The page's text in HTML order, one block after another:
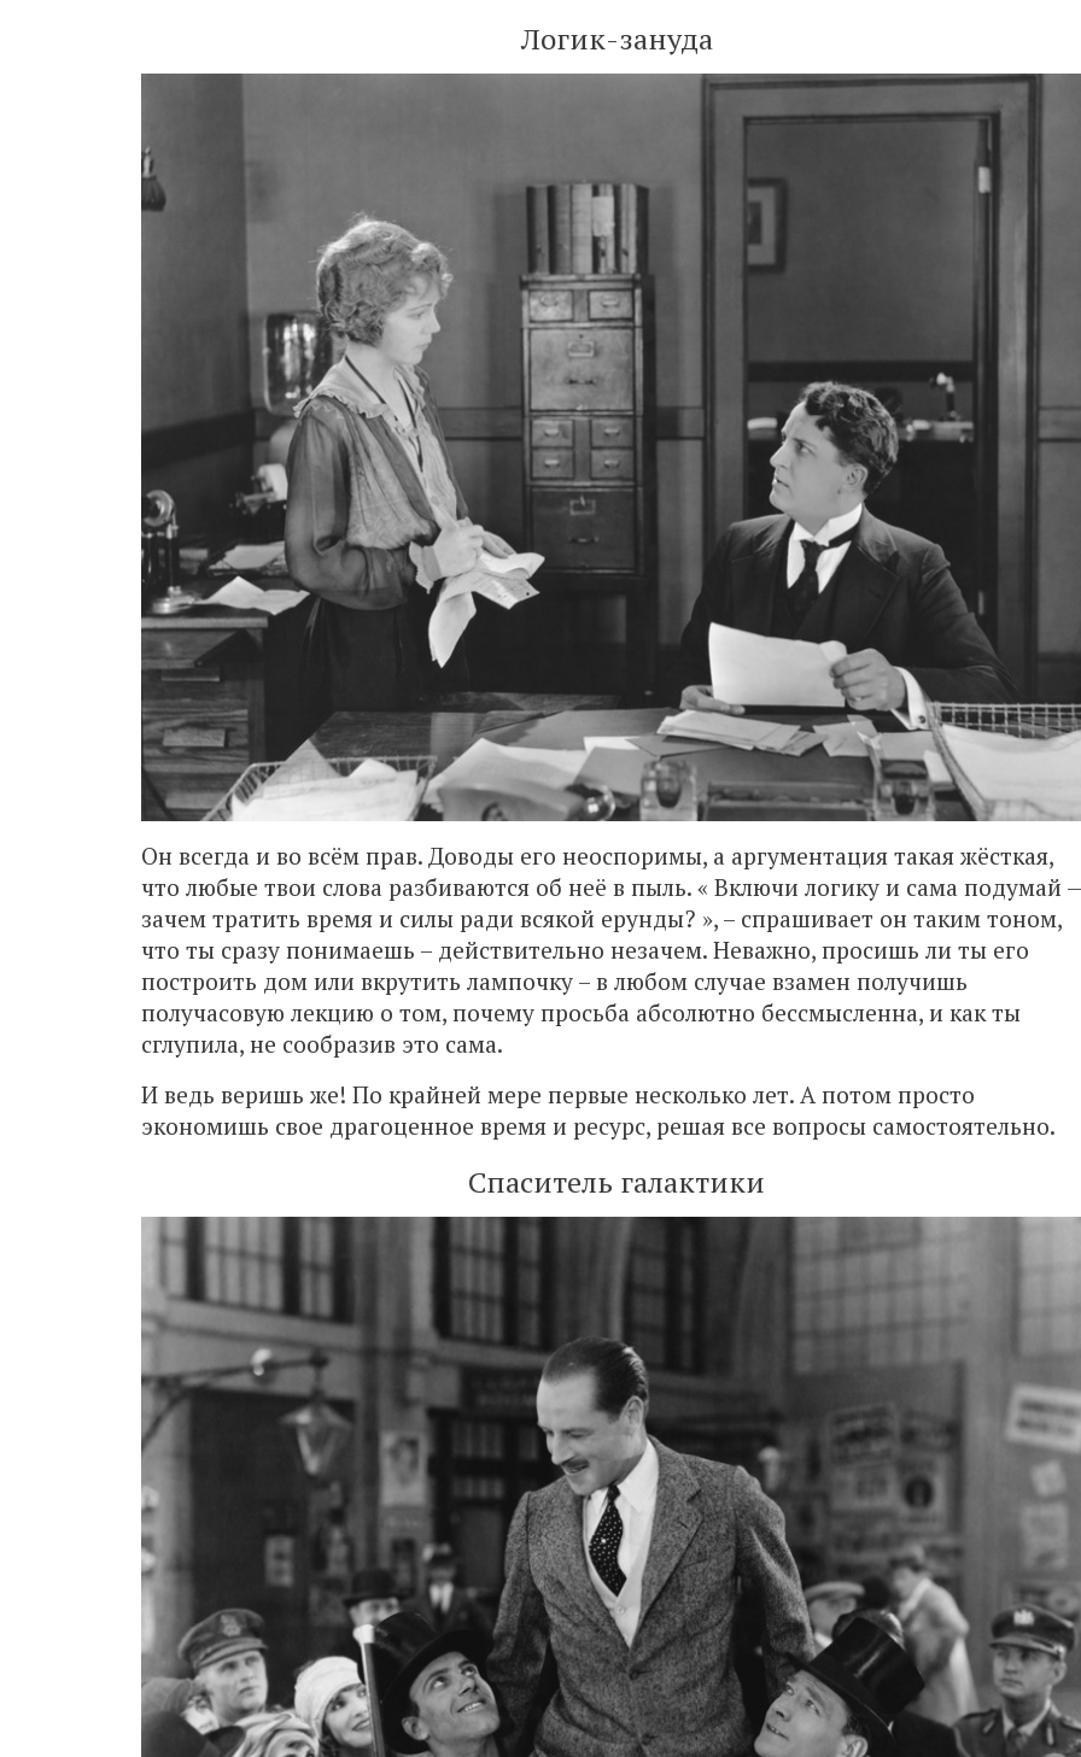
Логик-зануда
Он всегда и во всём прав. Доводы его неоспоримы, а аргументация такая жёсткая,
что любые твои слова разбиваются об неё в пыль. « Включи логику и сама подумай
зачем тратить время и силы ради всякой ерунды? », – спрашивает он таким тоном,
что ты сразу понимаешь – действительно незачем. Неважно, просишь ли ты его
построить дом или вкрутить лампочку – в любом случае взамен получишь
получасовую лекцию о том, почему просьба абсолютно бессмысленна, и как ты
сглупила, не сообразив это сама.
И ведь веришь же! По крайней мере первые несколько лет. А потом просто
экономишь свое драгоценное время и ресурс, решая все вопросы самостоятельно.
Спаситель галактики